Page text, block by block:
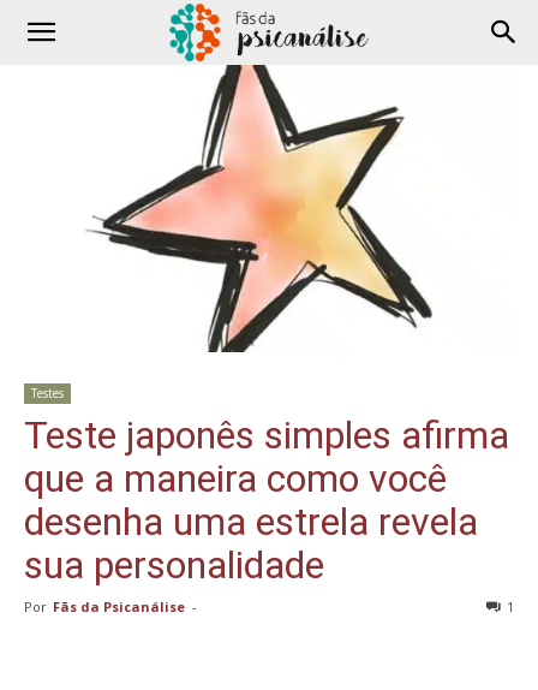
Testes
Teste japonês simples afirma
que a maneira como você
desenha uma estrela revela
sua personalidade
Por Fãs da Psicanálise - 1